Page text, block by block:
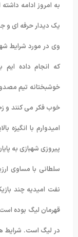
به امروز ادامه
یک دیدار حرفه ای و
وی در مورد شرایط
که انجام داده ایم
خوشبختانه تیم
خوب فکر می کنند و
امیدوارم با انگیزه
پیروزی شهبازی به
سلطانی با مساوی
نفت امیدیه چند
قهرمان لیگ بوده
در لیگ است. شرایط